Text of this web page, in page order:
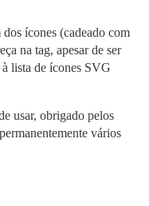
ícones (cadeado com
na tag, apesar de ser
lista de ícones SVG
usar, obrigado pelos
vários